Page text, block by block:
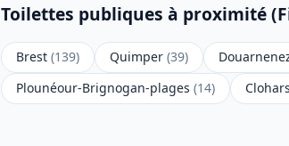
Toilettes publiques à proximité
Brest (139) Quimper (39)
Plounéour-Brignogan-plages (14)